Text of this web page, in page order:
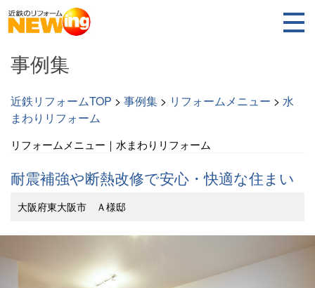
事例集
近鉄リフォームTOP > 事例集 > リフォームメニュー > 水
まわりリフォーム
リフォームメニュー｜水まわりリフォーム
耐震補強や断熱改修で安心・快適な住まい
大阪府東大阪市 Ａ様邸